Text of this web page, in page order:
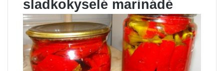
sladkokyselé marinádě